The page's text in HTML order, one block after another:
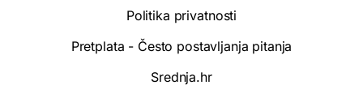
Politika privatnosti
Pretplata - Često postavljanja pitanja
Srednja.hr